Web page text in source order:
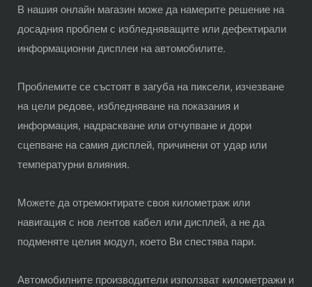
В нашия онлайн магазинможе да намерите решение на
досадния проблем с избледняващите или дефектирали
информационни дисплеи на автомобилите.
Проблемите се състоят в загуба на пиксели, изчезване
на цели редове, избледняване на показания и
информация, надраскване или отчупване и дори
сцепване на самия дисплей, причинени от удар или
температурни влияния.
Можете да отремонтирате своя километраж или
навигация с нов лентов кабел или дисплей, а не да
подменяте целия модул, което Ви спестява пари.
Автомобилните производители използват километражи и